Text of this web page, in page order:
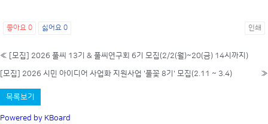
좋아요 0 싫어요 0 인쇄
« [모집] 2026 풀씨 13기 & 풀씨연구회 6기 모집(2/2(월)~20(금) 14시까지)
[모집] 2026 시민 아이디어 사업화 지원사업 '풀꽃 8기' 모집(2.11 ~ 3.4) »
목록보기
Powered by KBoard